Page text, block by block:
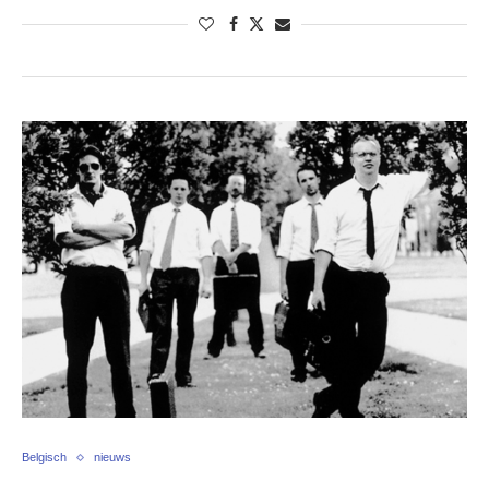
Belgisch nieuws